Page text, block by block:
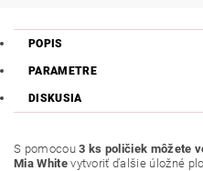
POPIS
PARAMETRE
DISKUSIA
S pomocou3 ks poličiek môžete
Mia Whitevytvoriť ďalšie úložné